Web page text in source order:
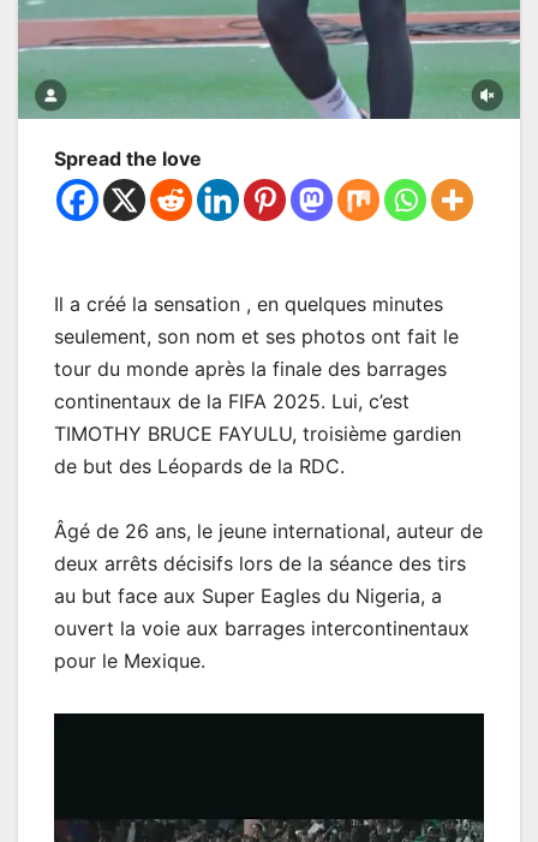
Spread the love
Il a créé la sensation , en quelques minutes
seulement, son nom et ses photos ont fait le
tour du monde après la finale des barrages
continentaux de la FIFA 2025. Lui, c’est
TIMOTHY BRUCE FAYULU, troisième gardien
de but des Léopards de la RDC.
Âgé de 26 ans, le jeune international, auteur de
deux arrêts décisifs lors de la séance des tirs
au but face aux Super Eagles du Nigeria, a
ouvert la voie aux barrages intercontinentaux
pour le Mexique.